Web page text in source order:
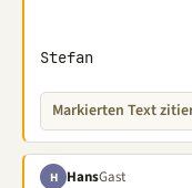
Stefan
Markierten Text
H HansGast